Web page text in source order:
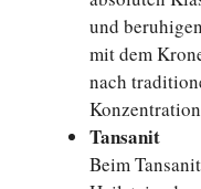
und
mit dem
nach
Tansanit
Beim